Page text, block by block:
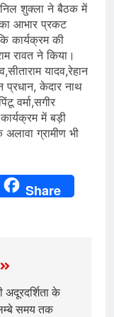
शुक्ला ने बैठक में
का आभार प्रकट
कार्यक्रम की
रावत ने किया।
यादव,रेहान
प्रधान, केदार नाथ
वर्मा,सगीर
में बड़ी
अलावा ग्रामीण भी
Share
के
समय तक